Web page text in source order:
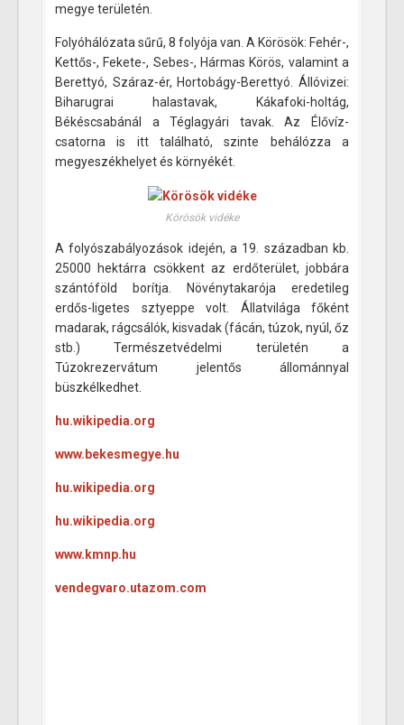
megye területén.
Folyóhálózata sűrű, 8 folyója van. A Körösök: Fehér-,
Kettős-, Fekete-, Sebes-, Hármas Körös, valamint a
Berettyó, Száraz-ér, Hortobágy-Berettyó. Állóvizei:
Biharugrai halastavak, Kákafoki-holtág,
Békéscsabánál a Téglagyári tavak. Az Élővíz-
csatorna is itt található, szinte behálózza a
megyeszékhelyet és környékét.
Körösök vidéke
A folyószabályozások idején, a 19. században kb.
25000 hektárra csökkent az erdőterület, jobbára
szántóföld borítja. Növénytakarója eredetileg
erdős-ligetes sztyeppe volt. Állatvilága főként
madarak, rágcsálók, kisvadak (fácán, túzok, nyúl, őz
stb.) Természetvédelmi területén a
Túzokrezervátum jelentős állománnyal
büszkélkedhet.
hu.wikipedia.org
www.bekesmegye.hu
hu.wikipedia.org
hu.wikipedia.org
www.kmnp.hu
vendegvaro.utazom.com